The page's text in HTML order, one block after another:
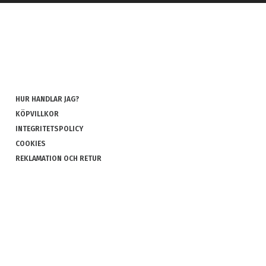
HUR HANDLAR JAG?
KÖPVILLKOR
INTEGRITETSPOLICY
COOKIES
REKLAMATION OCH RETUR